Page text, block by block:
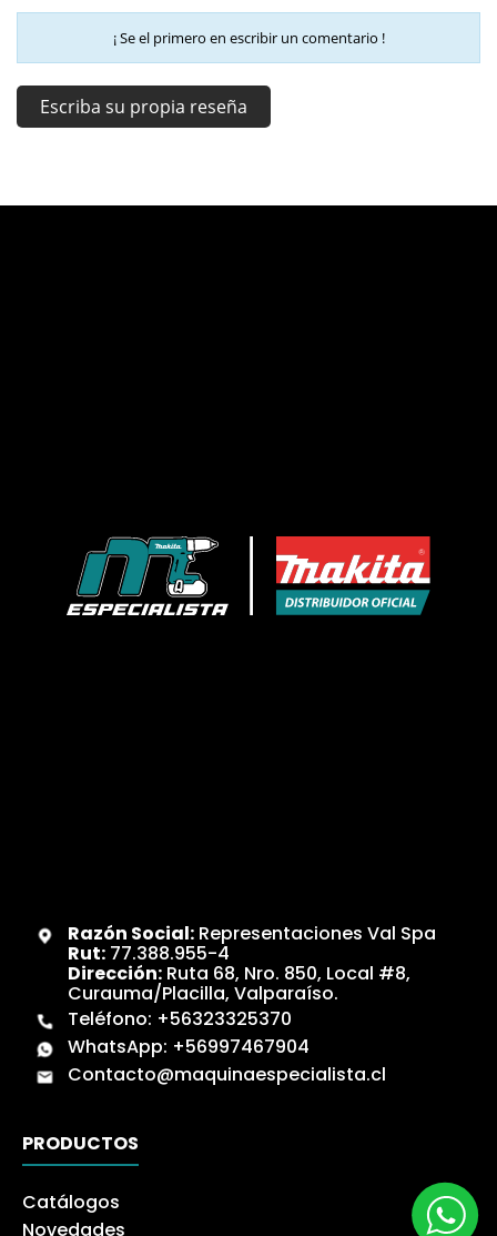
¡ Se el primero en escribir un comentario !
Escriba su propia reseña
Razón Social:Representaciones Val Spa
Rut:77.388.955-4
Dirección:Ruta 68, Nro. 850, Local #8,
Curauma/Placilla, Valparaíso.
Teléfono: +56323325370
WhatsApp: +56997467904
Contacto@maquinaespecialista.cl
PRODUCTOS
Catálogos
Novedades